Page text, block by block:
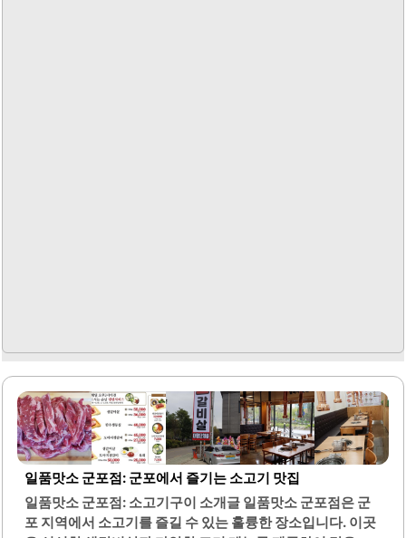
일품맛소 군포점: 군포에서 즐기는 소고기 맛집
일품맛소 군포점: 소고기구이 소개글 일품맛소 군포점은 군
포 지역에서 소고기를 즐길 수 있는 훌륭한 장소입니다. 이곳